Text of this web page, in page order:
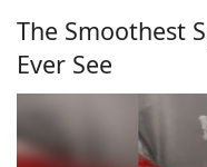
The Smoothest
Ever See